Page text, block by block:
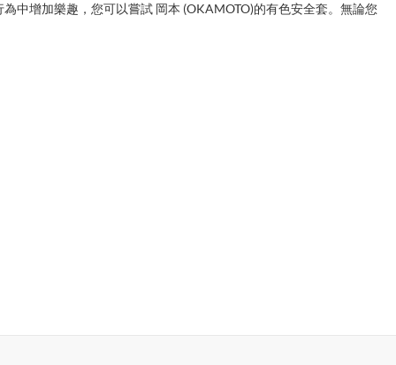
中增加樂趣，您可以嘗試 岡本 (OKAMOTO)的有色安全套。無論您